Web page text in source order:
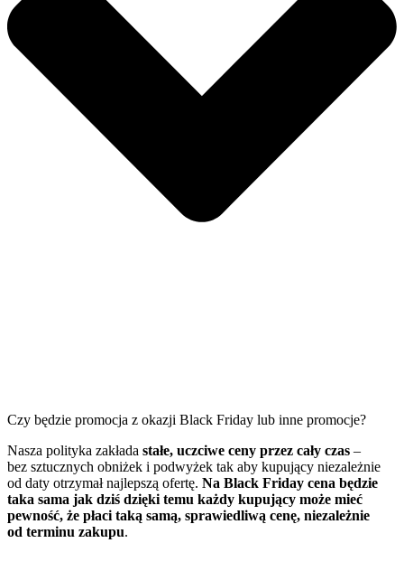
Czy będzie promocja z okazji Black Friday lub inne promocje?
Nasza polityka zakłada stałe, uczciwe ceny przez cały czas –
bez sztucznych obniżek i podwyżek tak aby kupujący niezależnie
od daty otrzymał najlepszą ofertę. Na Black Friday cena będzie
taka sama jak dziś dzięki temu każdy kupujący może mieć
pewność, że płaci taką samą, sprawiedliwą cenę, niezależnie
od terminu zakupu.